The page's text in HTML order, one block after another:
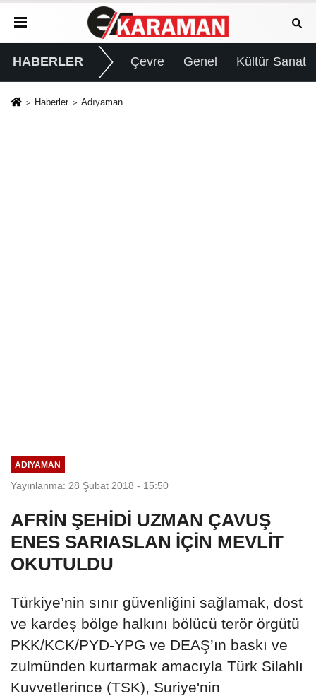
HABERLER Çevre Genel Kültür Sanat
Haberler Adıyaman
ADIYAMAN
Yayınlanma: 28 Şubat 2018 - 15:50
AFRİN ŞEHİDİ UZMAN ÇAVUŞ
ENES SARIASLAN İÇİN MEVLİT
OKUTULDU
Türkiye’nin sınır güvenliğini sağlamak, dost
ve kardeş bölge halkını bölücü terör örgütü
PKK/KCK/PYD-YPG ve DEAŞ’ın baskı ve
zulmünden kurtarmak amacıyla Türk Silahlı
Kuvvetlerince (TSK), Suriye'nin